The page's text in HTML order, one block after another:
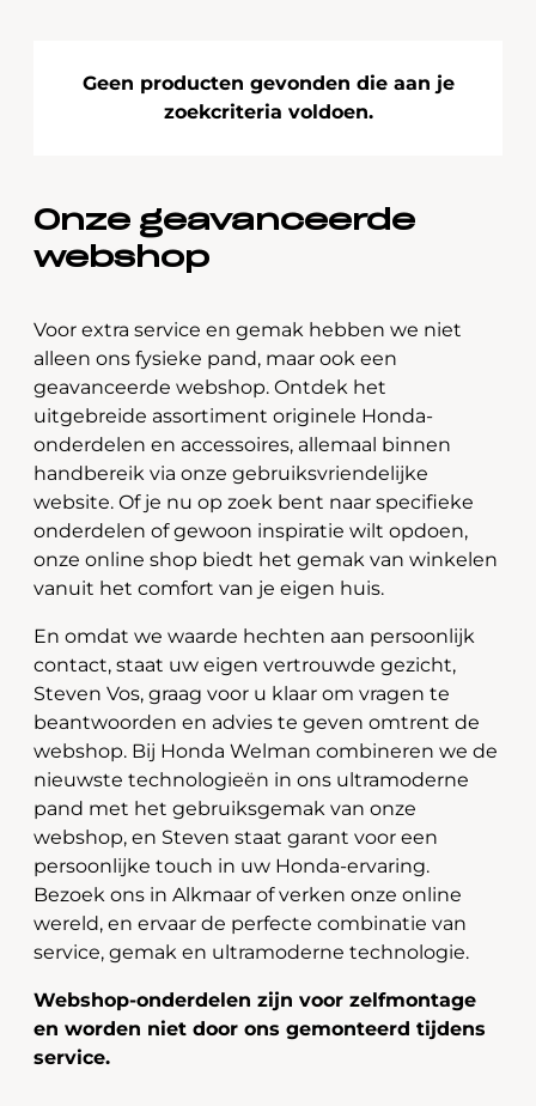
Geen producten gevonden die aan je
zoekcriteria voldoen.
Onze geavanceerde
webshop
Voor extra service en gemak hebben we niet
alleen ons fysieke pand, maar ook een
geavanceerde webshop. Ontdek het
uitgebreide assortiment originele Honda-
onderdelen en accessoires, allemaal binnen
handbereik via onze gebruiksvriendelijke
website. Of je nu op zoek bent naar specifieke
onderdelen of gewoon inspiratie wilt opdoen,
onze online shop biedt het gemak van winkelen
vanuit het comfort van je eigen huis.
En omdat we waarde hechten aan persoonlijk
contact, staat uw eigen vertrouwde gezicht,
Steven Vos, graag voor u klaar om vragen te
beantwoorden en advies te geven omtrent de
webshop. Bij Honda Welman combineren we de
nieuwste technologieën in ons ultramoderne
pand met het gebruiksgemak van onze
webshop, en Steven staat garant voor een
persoonlijke touch in uw Honda-ervaring.
Bezoek ons in Alkmaar of verken onze online
wereld, en ervaar de perfecte combinatie van
service, gemak en ultramoderne technologie.
Webshop-onderdelen zijn voor zelfmontage
en worden niet door ons gemonteerd tijdens
service.